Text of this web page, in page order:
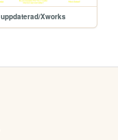
uppdaterad/Xworks